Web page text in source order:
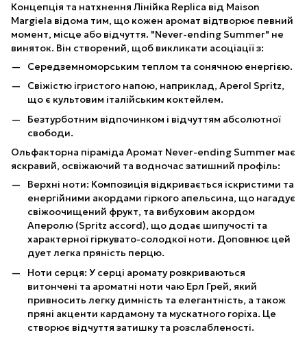
Концепція та натхнення Лінійка Replica від Maison
Margiela відома тим, що кожен аромат відтворює певний
момент, місце або відчуття. "Never-ending Summer" не
виняток. Він створений, щоб викликати асоціації з:
Середземноморським теплом та сонячною енергією.
Свіжістю ігристого напою, наприклад, Aperol Spritz,
що є культовим італійським коктейлем.
Безтурботним відпочинком і відчуттям абсолютної
свободи.
Ольфакторна піраміда Аромат Never-ending Summer має
яскравий, освіжаючий та водночас затишний профіль:
Верхні ноти: Композиція відкривається іскристими та
енергійними акордами гіркого апельсина, що нагадує
свіжоочищений фрукт, та вибуховим акордом
Аперолю (Spritz accord), що додає шипучості та
характерної гіркувато-солодкої ноти. Доповнює цей
дует легка пряність перцю.
Ноти серця: У серці аромату розкриваються
витончені та ароматні ноти чаю Ерл Грей, який
привносить легку димність та елегантність, а також
пряні акценти кардамону та мускатного горіха. Це
створює відчуття затишку та розслабленості.